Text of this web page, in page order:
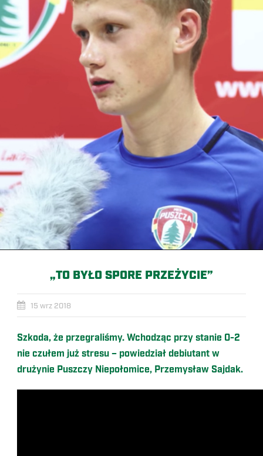
„TO BYŁO SPORE PRZEŻYCIE”
15 wrz 2018
Szkoda, że przegraliśmy. Wchodząc przy stanie 0-2
nie czułem już stresu – powiedział debiutant w
drużynie Puszczy Niepołomice, Przemysław Sajdak.